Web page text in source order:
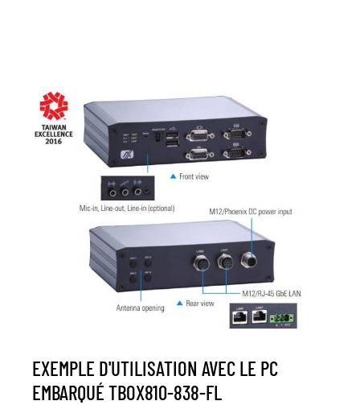
EXEMPLE D'UTILISATION AVEC LE PC
EMBARQUÉ TBOX810-838-FL